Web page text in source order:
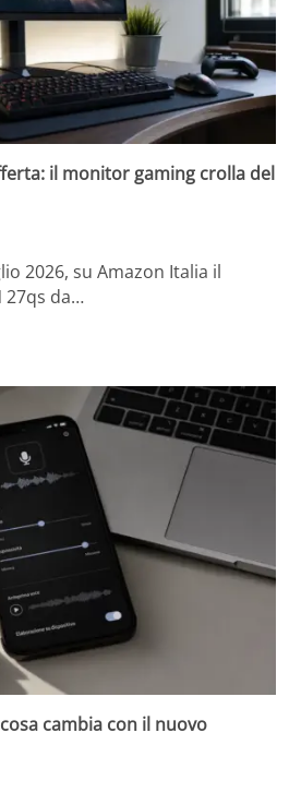
il monitor gaming crolla del
2026, su Amazon Italia il
27qs da…
cambia con il nuovo